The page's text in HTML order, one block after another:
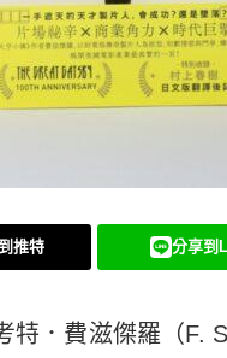
推特 分享到
特．費滋傑羅（F.